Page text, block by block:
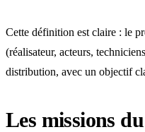
Cette définition est claire : le
(réalisateur, acteurs,
distribution, avec un objectif
Les missions